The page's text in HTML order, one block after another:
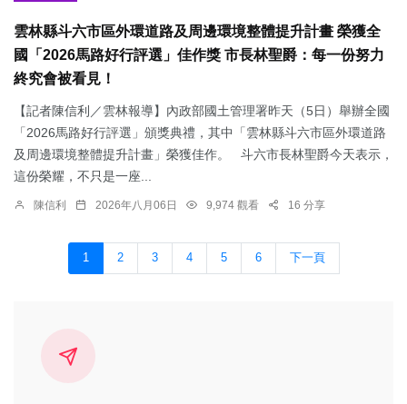
雲林縣斗六市區外環道路及周邊環境整體提升計畫 榮獲全
國「2026馬路好行評選」佳作獎 市長林聖爵：每一份努力
終究會被看見！
【記者陳信利／雲林報導】內政部國土管理署昨天（5日）舉辦全國
「2026馬路好行評選」頒獎典禮，其中「雲林縣斗六市區外環道路
及周邊環境整體提升計畫」榮獲佳作。 斗六市長林聖爵今天表示，
這份榮耀，不只是一座...
陳信利 2026年八月06日 9,974 觀看 16 分享
1 2 3 4 5 6 下一頁